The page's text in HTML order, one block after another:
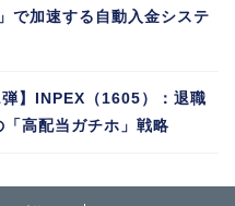
で加速する自動入金システ
】INPEX（1605）：退職
高配当ガチホ」戦略